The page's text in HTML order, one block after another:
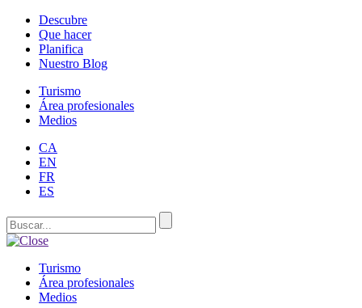
Descubre
Que hacer
Planifica
Nuestro Blog
Turismo
Área profesionales
Medios
CA
EN
FR
ES
Turismo
Área profesionales
Medios